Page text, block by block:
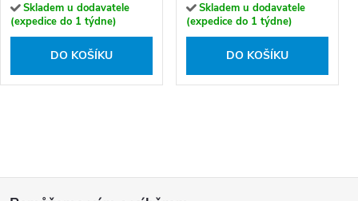
Skladem u dodavatele
(expedice do 1 týdne)
DO KOŠÍKU
Skladem u dodavatele
(expedice do 1 týdne)
DO KOŠÍKU